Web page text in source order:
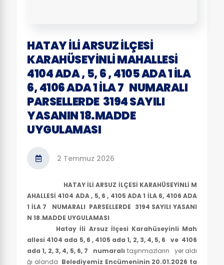
HATAY İLİ ARSUZ İLÇESİ
KARAHÜSEYİNLİ MAHALLESİ
4104 ADA , 5, 6 , 4105 ADA 1 İLA
6, 4106 ADA 1 İLA 7 NUMARALI
PARSELLERDE 3194 SAYILI
YASANIN 18.MADDE
UYGULAMASI
2 Temmuz 2026
HATAY İLİ ARSUZ İLÇESİ KARAHÜSEYİNLİ M
AHALLESİ 4104 ADA , 5, 6 , 4105 ADA 1 İLA 6, 4106 ADA
1 İLA 7 NUMARALI PARSELLERDE 3194 SAYILI YASANI
N 18.MADDE UYGULAMASI
Hatay İli Arsuz İlçesi Karahüseyinli Mah
allesi 4104 ada 5, 6 , 4105 ada 1, 2, 3, 4, 5, 6 ve 4106
ada 1, 2, 3, 4, 5, 6, 7 numaralı taşınmazların yer aldı
ğı alanda Belediyemiz Encümeninin 20.01.2026 ta